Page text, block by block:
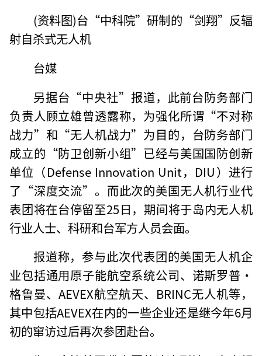
(资料图)台“中科院”研制的“剑翔”反辐
射自杀式无人机
台媒
另据台“中央社”报道，此前台防务部门
负责人顾立雄曾透露称，为强化所谓“不对称
战力”和“无人机战力”为目的，台防务部门
成立的“防卫创新小组”已经与美国国防创新
单位（Defense Innovation Unit，DIU）进行
了“深度交流”。而此次的美国无人机行业代
表团将在台停留至25日，期间将于岛内无人机
行业人士、科研和台军方人员会面。
报道称，参与此次代表团的美国无人机企
业包括通用原子能航空系统公司、诺斯罗普·
格鲁曼、AEVEX航空航天、BRINC无人机等，
其中包括AEVEX在内的一些企业还是继今年6月
初的窜访过后再次参团赴台。